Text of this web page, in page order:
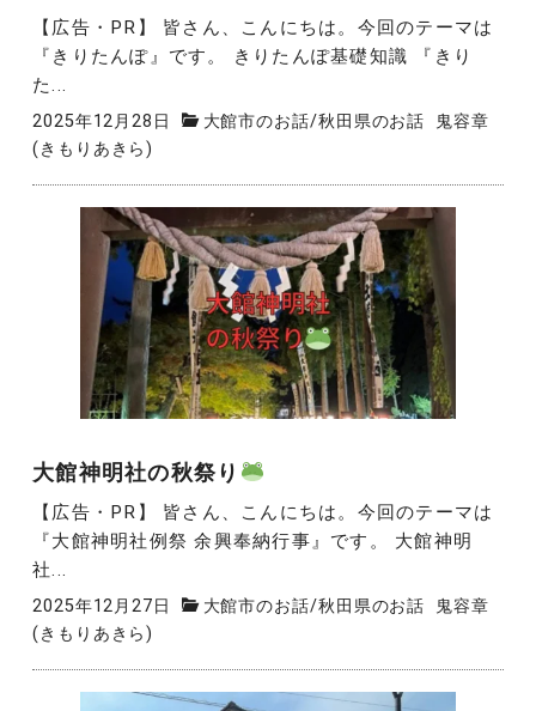
【広告・PR】 皆さん、こんにちは。今回のテーマは
『きりたんぽ』です。 きりたんぽ基礎知識 『きり
た...
2025年12月28日 大館市のお話/秋田県のお話
鬼容章
(きもりあきら)
大館神明社の秋祭り
【広告・PR】 皆さん、こんにちは。今回のテーマは
『大館神明社例祭 余興奉納行事』です。 大館神明
社...
2025年12月27日 大館市のお話/秋田県のお話
鬼容章
(きもりあきら)